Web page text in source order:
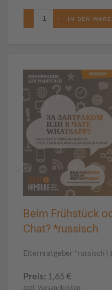
− +
Beim Frühstück
Chat? *russisch
Elternratgeber *russisch |
Preis: 1,65€
zzgl. Versandkosten